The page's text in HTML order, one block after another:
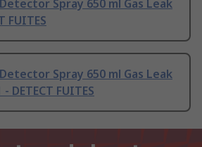
Spray 650 ml Gas Leak
FUITES
Spray 650 ml Gas Leak
DETECT FUITES